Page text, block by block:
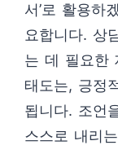
서’로 활용하
요합니다. 상
는 데 필요한
태도는, 긍정
됩니다. 조언
스스로 내리